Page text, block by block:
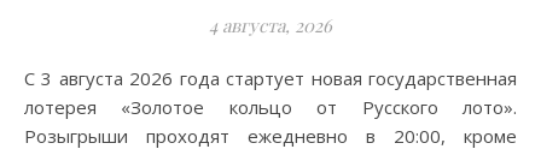
4 августа, 2026
С 3 августа 2026 года стартует новая государственная
лотерея «Золотое кольцо от Русского лото».
Розыгрыши проходят ежедневно в 20:00, кроме